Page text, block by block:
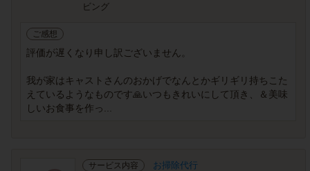
ビング
ご感想
評価が遅くなり申し訳ございません。
我が家はキャストさんのおかげでなんとかギリギリ持ちこた
えているようなものです🙏いつもきれいにして頂き、＆美味
しいお食事を作っ...
サービス内容 お掃除代行